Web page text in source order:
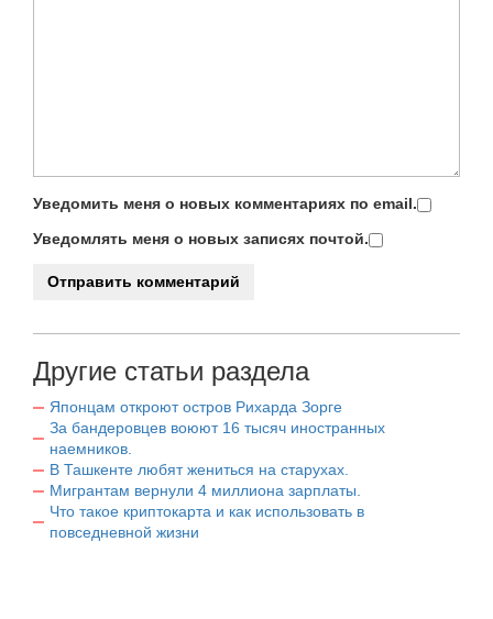
Уведомить меня о новых комментариях по email.
Уведомлять меня о новых записях почтой.
Другие статьи раздела
Японцам откроют остров Рихарда Зорге
За бандеровцев воюют 16 тысяч иностранных
наемников.
В Ташкенте любят жениться на старухах.
Мигрантам вернули 4 миллиона зарплаты.
Что такое криптокарта и как использовать в
повседневной жизни